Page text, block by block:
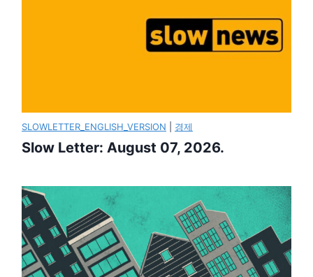
SLOWLETTER_ENGLISH_VERSION 경제
Slow Letter: August 07, 2026.